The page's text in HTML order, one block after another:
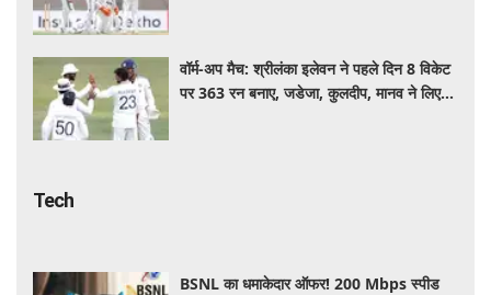
वॉर्म-अप मैच: श्रीलंका इलेवन ने पहले दिन 8 विकेट
पर 363 रन बनाए, जडेजा, कुलदीप, मानव ने लिए
Tech
BSNL का धमाकेदार ऑफर! 200 Mbps स्पीड